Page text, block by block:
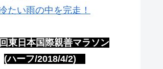
たい雨の中を完走！
東日本国際親善マラソン
(ハーフ/2018/4/2)